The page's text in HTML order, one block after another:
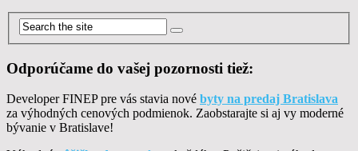
Odporúčame do vašej pozornosti tiež:
Developer FINEP pre vás stavia nové byty na predaj Bratislava
za výhodných cenových podmienok. Zaobstarajte si aj vy moderné
bývanie v Bratislave!